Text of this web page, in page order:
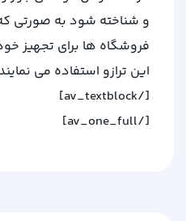
و شناخته شود به صورتی که
فروشگاه ها برای تجهیز
این ترازو استفاده می
[/av_textblock]
[/av_one_full]